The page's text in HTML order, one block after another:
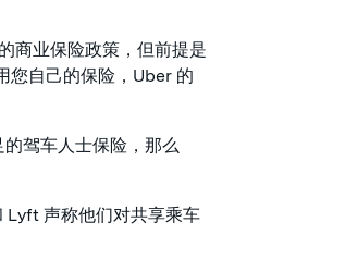
商业保险政策，但前提是
您自己的保险，Uber 的
驾车人士保险，那么
Lyft 声称他们对共享乘车